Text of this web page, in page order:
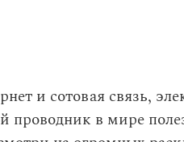
и сотовая связь,
проводник в мире